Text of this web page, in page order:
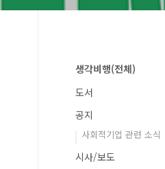
생각비행(전체)
도서
공지
사회적기업 관련 소식
시사/보도